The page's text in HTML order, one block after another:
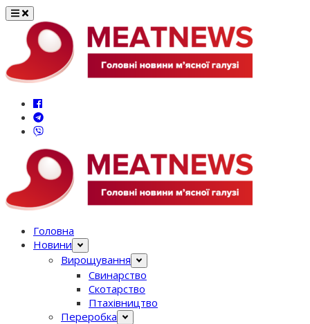
Перейти
вмісту
Головна
Новини
Вирощування
Свинарство
Скотарство
Птахівництво
Переробка